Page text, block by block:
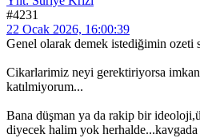
#4231
22 Ocak 2026, 16:00:39
Genel olarak demek istediğimin ozeti
Cikarlarimiz neyi gerektiriyorsa
katılmiyorum...
Bana düşman ya da rakip bir
diyecek halim yok herhalde...kavgada